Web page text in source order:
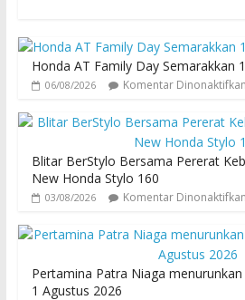
Honda AT Family Day Semarakkan
06/08/2026 Komentar Dinonaktifkan
Blitar BerStylo Bersama Pererat
New Honda Stylo 160
03/08/2026 Komentar Dinonaktifkan
Pertamina Patra Niaga
1 Agustus 2026